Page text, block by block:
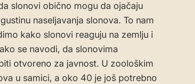
slonovi obično mogu da ojačaju
naseljavanja slonova. To nam
kako slonovi reaguju na zemlju i
se navodi, da slonovima
otvoreno za javnost. U zoološkim
u samici, a oko 40 je još potrebno